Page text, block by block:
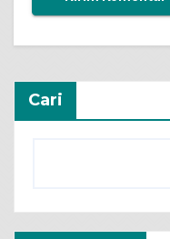
Cari